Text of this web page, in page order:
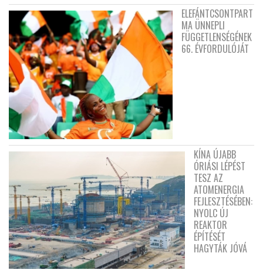
ELEFÁNTCSONTPART
MA ÜNNEPLI
FÜGGETLENSÉGÉNEK
66. ÉVFORDULÓJÁT
KÍNA ÚJABB
ÓRIÁSI LÉPÉST
TESZ AZ
ATOMENERGIA
FEJLESZTÉSÉBEN:
NYOLC ÚJ
REAKTOR
ÉPÍTÉSÉT
HAGYTÁK JÓVÁ